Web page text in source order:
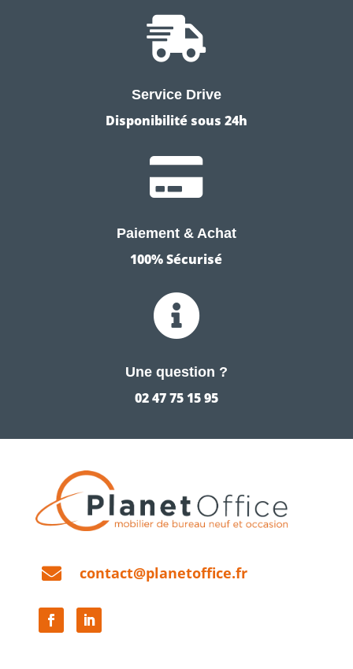

Service Drive
Disponibilité sous 24h

Paiement & Achat
100% Sécurisé

Une question ?
02 47 75 15 95
 contact@planetoffice.fr